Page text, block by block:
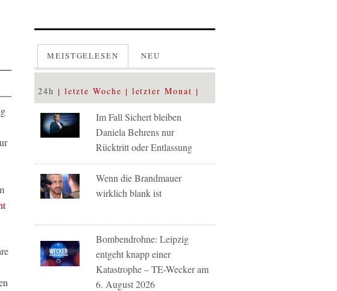
MEISTGELESEN NEU
24h letzte Woche letzter Monat
Im Fall Sichert bleiben
Daniela Behrens nur
Rücktritt oder Entlassung
Wenn die Brandmauer
wirklich blank ist
Bombendrohne: Leipzig
entgeht knapp einer
Katastrophe – TE-Wecker am
6. August 2026